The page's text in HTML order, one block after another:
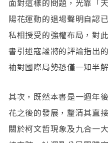
面對這樣的問題，光靠「
陽花運動的退場聲明自認
私相授受的強權布局，對
書引述寇謐將的評論指出
袖對國際局勢恐僅一知半解
其次，既然本書是一週年
花之後的發展，釐清其直
關於柯文哲現象及九合一